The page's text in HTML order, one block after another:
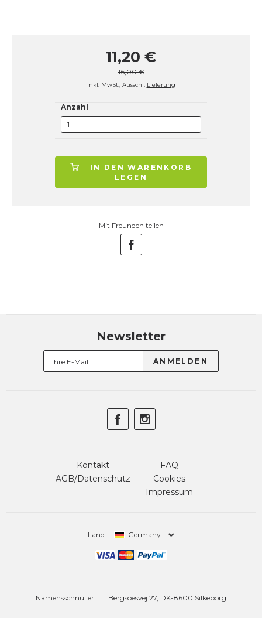
11,20 €
16,00 €
inkl. MwSt., Ausschl. Lieferung
Anzahl
IN DEN WARENKORB
LEGEN
Mit Freunden teilen
Newsletter
Kontakt
AGB/Datenschutz
FAQ
Cookies
Impressum
Land: Germany
Namensschnuller Bergsoesvej 27, DK-8600 Silkeborg